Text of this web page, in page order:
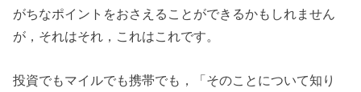
がちなポイントをおさえることができるかもしれません
が，それはそれ，これはこれです。
投資でもマイルでも携帯でも，「そのことについて知り